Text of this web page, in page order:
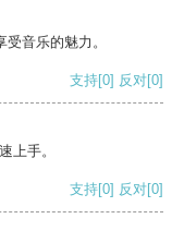
音乐的魅力。
支持[0] 反对[0]
上手。
支持[0] 反对[0]